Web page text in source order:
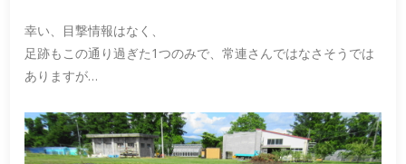
幸い、目撃情報はなく、
足跡もこの通り過ぎた1つのみで、常連さんではなさそうでは
ありますが…